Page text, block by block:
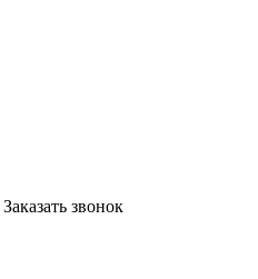
Заказать звонок